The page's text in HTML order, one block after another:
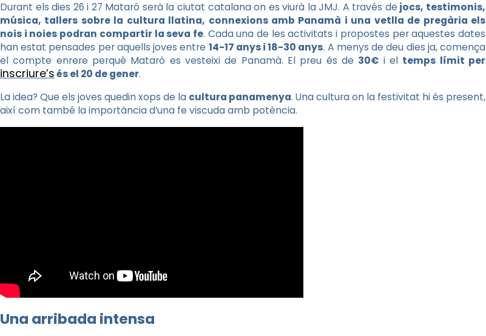
Durant els dies 26 i 27 Mataró serà la ciutat catalana on es viurà la JMJ. A través de jocs, testimonis,
música, tallers sobre la cultura llatina, connexions amb Panamà i una vetlla de pregària els
nois i noies podran compartir la seva fe. Cada una de les activitats i propostes per aquestes dates
han estat pensades per aquells joves entre 14-17 anys i 18-30 anys. A menys de deu dies ja, comença
el compte enrere perquè Mataró es vesteixi de Panamà. El preu és de 30€ i el temps límit per
inscriure’sés el 20 de gener.
La idea? Que els joves quedin xops de la cultura panamenya. Una cultura on la festivitat hi és present,
així com també la importància d’una fe viscuda amb potència.
Una arribada intensa